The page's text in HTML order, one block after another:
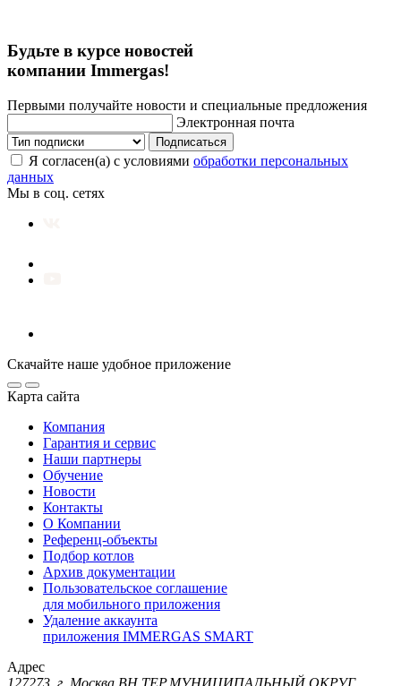
Будьте в курсе новостей
компании Immergas!
Первыми получайте новости и специальные предложения
Электронная почта
Подписаться
Я согласен(а) с условиями обработки персональных
данных
Мы в соц. сетях
Скачайте наше удобное приложение
Карта сайта
Компания
Гарантия и сервис
Наши партнеры
Обучение
Новости
Контакты
О Компании
Референц-объекты
Подбор котлов
Архив документации
Пользовательское соглашение
для мобильного приложения
Удаление аккаунта
приложения IMMERGAS SMART
Адрес
127273, г. Москва ВН.ТЕР.МУНИЦИПАЛЬНЫЙ ОКРУГ